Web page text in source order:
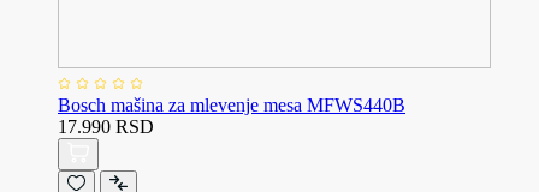
Bosch mašina za mlevenje mesa MFWS440B
17.990 RSD